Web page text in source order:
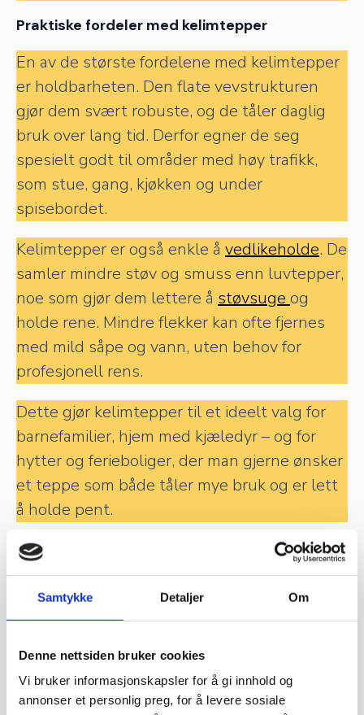
Samtykke Detaljer Om
Denne nettsiden bruker cookies
Vi bruker informasjonskapsler for å gi innhold og
annonser et personlig preg, for å levere sosiale
Praktiske fordeler med kelimtepper
En av de største fordelene med kelimtepper
er holdbarheten. Den flate vevstrukturen
gjør dem svært robuste, og de tåler daglig
bruk over lang tid. Derfor egner de seg
spesielt godt til områder med høy trafikk,
som stue, gang, kjøkken og under
spisebordet.
Kelimtepper er også enkle å vedlikeholde. De
samler mindre støv og smuss enn luvtepper,
noe som gjør dem lettere å støvsuge og
holde rene. Mindre flekker kan ofte fjernes
med mild såpe og vann, uten behov for
profesjonell rens.
Dette gjør kelimtepper til et ideelt valg for
barnefamilier, hjem med kjæledyr – og for
hytter og ferieboliger, der man gjerne ønsker
et teppe som både tåler mye bruk og er lett
å holde pent.
Farger, mønstre og personlighet
farger og mønstre – fra jordnære, dempede
kelimtepper har ofte geometriske mønstre
og symboler med kulturell betydning, mens
moderne varianter byr på mer minimalistiske